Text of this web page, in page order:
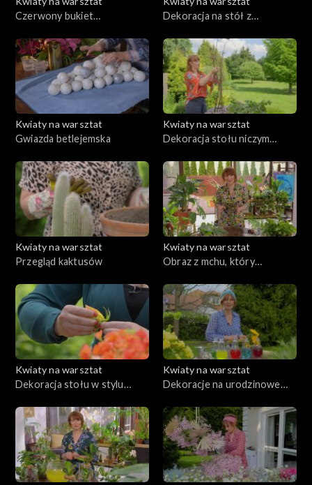
Czerwony bukiet
Kobiet
Dekoracja na stół z
doniczkowych w modnym
stylu urban jungle
Kwiaty na warsztat
Gwiazda betlejemska
Kwiaty na warsztat
Dekoracja stołu niczym
Kwiaty na warsztat
Przegląd kaktusów
Kwiaty na warsztat
Obraz z mchu, który
Kwiaty na warsztat
Dekoracja stołu w stylu
Kwiaty na warsztat
Dekoracje na urodzinowe